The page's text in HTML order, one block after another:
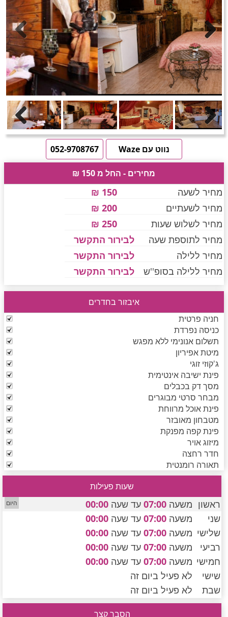
חדרים לפי שעה באזור ירושלים
חדרים לפי שעה באזור השפלה
חדרים לפי שעה בהשרון
חדרים לפי שעה בנגב
חדרים לפי שעה בגליל עליון
חדרים לפי שעה בחוף הכרמל
חדרים לפי שעה בחיפה קריות
חדרים לפי שעה בכנרת גליל תחתון עמקים
חדרים לפי שעה ברמת הגולן
חדרים לפי שעה בהערבה
חדרים לפי שעה בעמק יזרעאל
חדרים לפי שעה במישור החוף הדרומי
טוען תמונות..... Previous Next
Previous
Next
052-9708767
נווט עם Waze
מחירים - החל מ 150 ₪
מחיר לשעה
150 ₪
מחיר לשעתיים
200 ₪
מחיר לשלוש שעות
250 ₪
מחיר לתוספת שעה
לבירור התקשר
מחיר ללילה
לבירור התקשר
מחיר ללילה בסופ''ש
לבירור התקשר
איבזור בחדרים
חניה פרטית
כניסה נפרדת
תשלום אנונימי ללא מפגש
מיטת אפיריון
ג'קוזי זוגי
פינת ישיבה אינטימית
מסך דק בכבלים
מבחר סרטי מבוגרים
פינת אוכל מרווחת
מטבחון מאובזר
פינת קפה מפנקת
מיזוג אויר
חדר רחצה
תאורה רומנטית
שעות פעילות
ראשון משעה 07:00 עד שעה 00:00
שני
משעה 07:00 עד שעה 00:00
שלישי משעה 07:00 עד שעה 00:00
רביעי
משעה 07:00 עד שעה 00:00
חמישי משעה 07:00 עד שעה 00:00
שישי
לא פעיל ביום זה
שבת
לא פעיל ביום זה
הסבר קצר